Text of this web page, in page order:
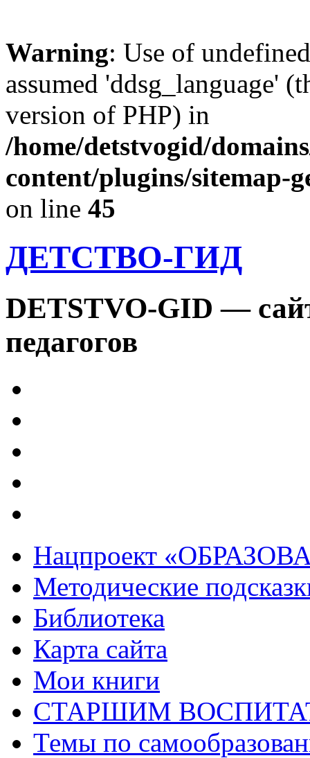
Warning: Use of
assumed 'ddsg_language'
version of PHP) in
/home/detstvogid/
content/plugins/sitemap-
on line 45
ДЕТСТВО-ГИД
DETSTVO-GID —
педагогов
Нацпроект
Методические
Библиотека
Карта сайта
Мои книги
СТАРШИМ
Темы по